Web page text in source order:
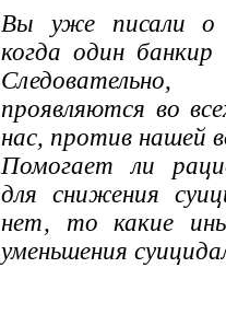
Вы уже писали о
когда один
проявляются во
нас, против нашей
Помогает ли
для снижения
нет, то какие
уменьшения